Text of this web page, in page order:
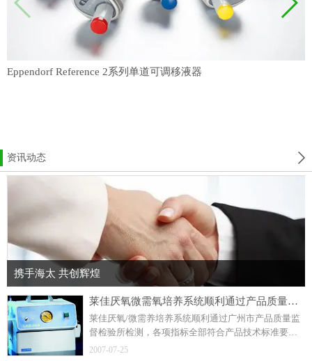
Eppendorf Reference 2系列单道可调移液器
资讯动态
携手海太 共创辉煌
莱佳厌氧微需氧培养系统顺利通过产品质量检测
莱佳厌氧/微需养培养系统顺利通过广州市产品质量监
督检验所检测，各项指标全部符合产品技术标准要
求。
2007-07-25